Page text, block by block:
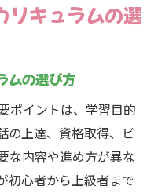
リキュラムの選
ムの選び方
ポイントは、学習目的
の上達、資格取得、ビ
な内容や進め方が異な
初心者から上級者まで